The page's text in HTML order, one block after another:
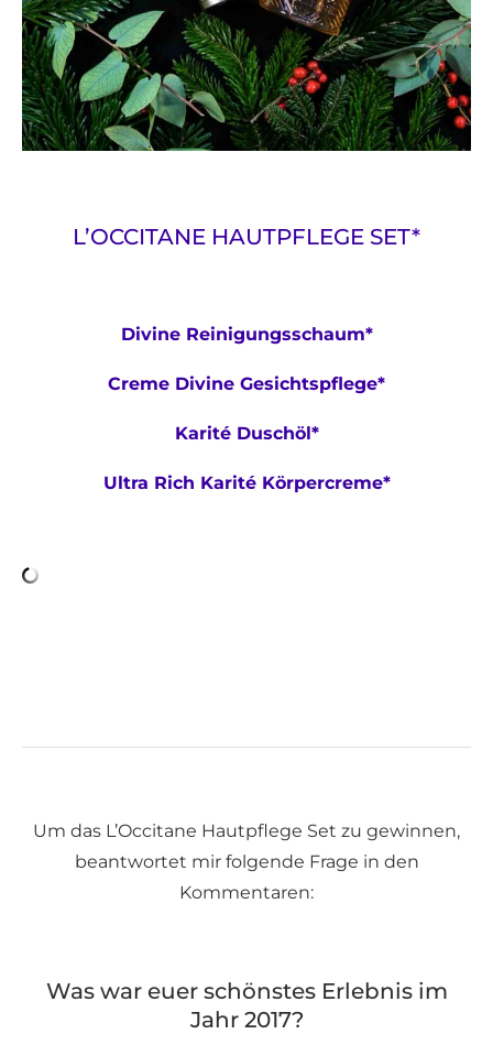
L’OCCITANE HAUTPFLEGE SET*
Divine Reinigungsschaum*
Creme Divine Gesichtspflege*
Karité Duschöl*
Ultra Rich Karité Körpercreme*
Um das L’Occitane Hautpflege Set zu gewinnen,
beantwortet mir folgende Frage in den
Kommentaren:
Was war euer schönstes Erlebnis im
Jahr 2017?